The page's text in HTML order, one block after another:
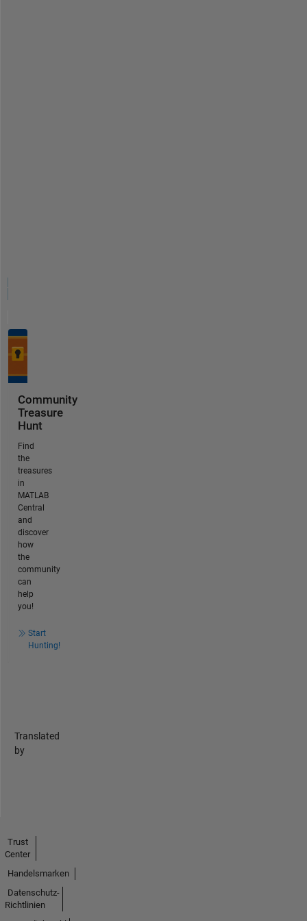
Community
Treasure
Hunt
Find
the
treasures
in
MATLAB
Central
and
discover
how
the
community
can
help
you!
Start
Hunting!
Translated
by
Trust
Center
Handelsmarken
Datenschutz-
Richtlinien